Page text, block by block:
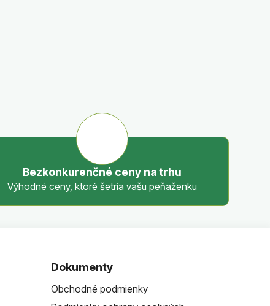
Bezkonkurenčné ceny na trhu
Výhodné ceny, ktoré šetria vašu peňaženku
Dokumenty
Obchodné podmienky